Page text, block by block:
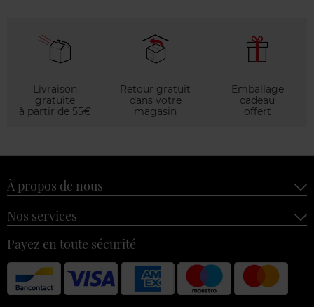
Livraison
gratuite
à partir de 55€
Retour gratuit
dans votre
magasin
Emballage
cadeau
offert
À propos de nous
Nos services
Payez en toute sécurité